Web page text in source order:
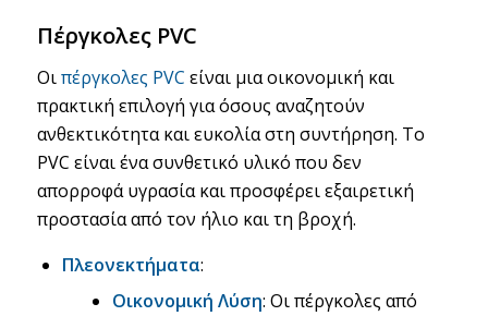
Πέργκολες PVC
Οιπέργκολες PVC είναι μια οικονομική και
πρακτική επιλογή για όσους αναζητούν
ανθεκτικότητα και ευκολία στη συντήρηση. Το
PVC είναι ένα συνθετικό υλικό που δεν
απορροφά υγρασία και προσφέρει εξαιρετική
προστασία από τον ήλιο και τη βροχή.
Πλεονεκτήματα:
Οικονομική Λύση: Οι πέργκολες από